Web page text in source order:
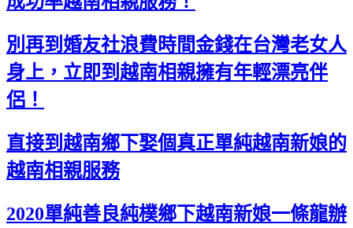
別再到婚友社浪費時間金錢在台灣老女人
身上，立即到越南相親擁有年輕漂亮伴
侶！
直接到越南鄉下娶個真正單純越南新娘的
越南相親服務
2020單純善良純樸鄉下越南新娘一條龍辦